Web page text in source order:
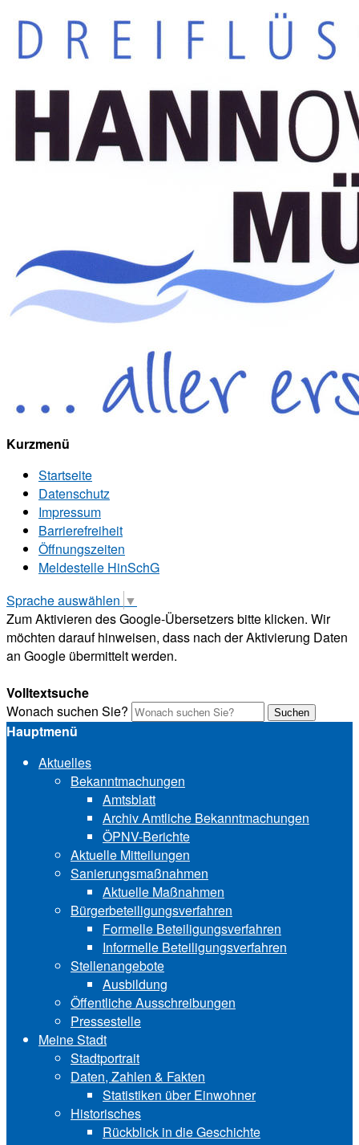
Kurzmenü
Startseite
Datenschutz
Impressum
Barrierefreiheit
Öffnungszeiten
Meldestelle HinSchG
Sprache auswählen ▼
Zum Aktivieren des Google-Übersetzers bitte klicken. Wir
möchten darauf hinweisen, dass nach der Aktivierung Daten
an Google übermittelt werden.
Volltextsuche
Wonach suchen Sie?
Suchen
Hauptmenü
Aktuelles
Bekanntmachungen
Amtsblatt
Archiv Amtliche Bekanntmachungen
ÖPNV-Berichte
Aktuelle Mitteilungen
Sa‍ni‍erungs‍maß‍nah‍men
Aktuelle Maßnahmen
Bürgerbeteiligungsverfahren
Formelle Beteiligungsverfahren
Informelle Beteiligungsverfahren
Stellenangebote
Ausbildung
Öffentliche Ausschreibungen
Pressestelle
Meine Stadt
Stadtportrait
Daten, Zahlen & Fakten
Statistiken über Ein‍woh‍ner
Historisches
Rückblick in die Geschichte